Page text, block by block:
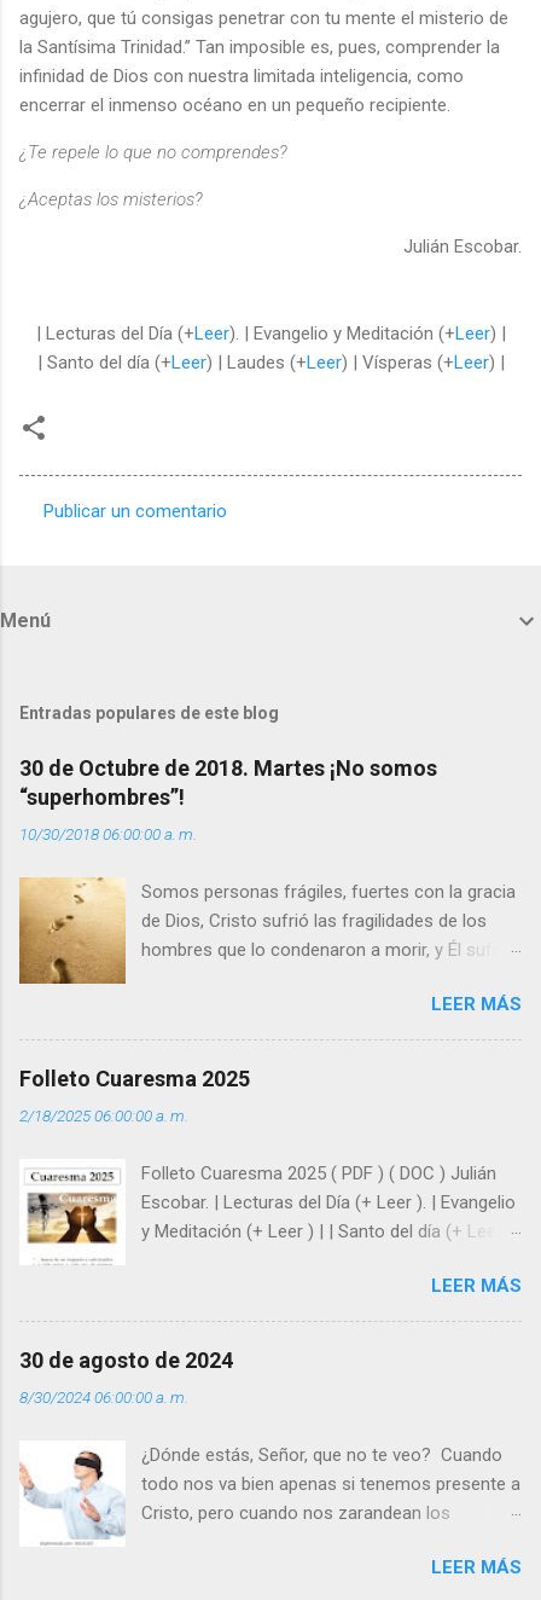
agujero, que tú consigas penetrar con tu mente el misterio de
la Santísima Trinidad.” Tan imposible es, pues, comprender la
infinidad de Dios con nuestra limitada inteligencia, como
encerrar el inmenso océano en un pequeño recipiente.
¿Te repele lo que no comprendes?
¿Aceptas los misterios?
Julián Escobar.
| Lecturas del Día (+Leer). | Evangelio y Meditación (+Leer) |
| Santo del día (+Leer) | Laudes (+Leer) | Vísperas (+Leer) |
t
r
i
o
s
Publicar un comentario
Menú
Entradas populares de este blog
30 de Octubre de 2018. Martes ¡No somos
“superhombres”!
10/30/2018 06:00:00 a. m.
Somos personas frágiles, fuertes con la gracia
de Dios, Cristo sufrió las fragilidades de los
hombres que lo condenaron a morir, y Él sufrió
enseña Jesucristo? Que, si seguimos sus
huellas, sin ser superhombres, podemos
siempre está pendiente de nosotros. Amar es
y protegidos por nosotros. “ Señor, soy un
árbol sin frutos, pero tú me das la savia para
que al menos mis ramas y hojas den sombra
super hombre? - ¿Superas tu fragilidad con la
gracia de Dios? Julián Escobar. | Lecturas del
Día (+ Leer ). | Evangelio y Meditación (+ Leer ) |
LEER MÁS
Folleto Cuaresma 2025
2/18/2025 06:00:00 a. m.
Folleto Cuaresma 2025 ( PDF ) ( DOC ) Julián
Escobar. | Lecturas del Día (+ Leer ). | Evangelio
y Meditación (+ Leer ) | | Santo del día (+ Leer )
LEER MÁS
30 de agosto de 2024
8/30/2024 06:00:00 a. m.
¿Dónde estás, Señor, que no te veo? Cuando
todo nos va bien apenas si tenemos presente a
Cristo, pero cuando nos zarandean los
“¿Dónde estás, Señor, que no te veo, que me
LEER MÁS